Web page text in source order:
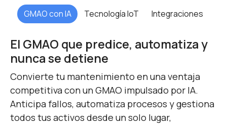
GMAO con IA Tecnología IoT Integraciones
El GMAO que predice, automatiza y
nunca se detiene
Convierte tu mantenimiento en una ventaja
competitiva con un GMAO impulsado por IA.
Anticipa fallos, automatiza procesos y gestiona
todos tus activos desde un solo lugar,